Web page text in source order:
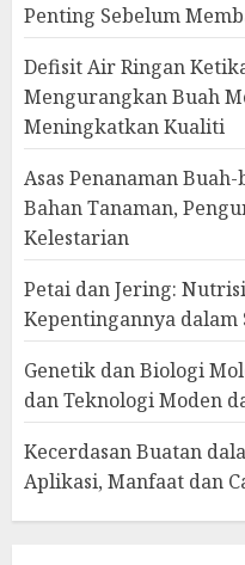
Penting Sebelum
Defisit Air Ringan
Mengurangkan Buah
Meningkatkan Kualiti
Asas Penanaman
Bahan Tanaman,
Kelestarian
Petai dan Jering:
Kepentingannya
Genetik dan Biologi
dan Teknologi Moden
Kecerdasan Buatan
Aplikasi, Manfaat dan